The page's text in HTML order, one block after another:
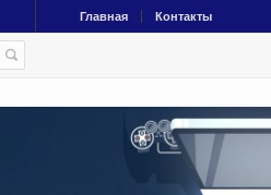
Главная Контакты